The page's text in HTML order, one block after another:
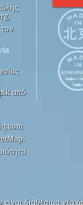
από
διαθέσιμα νέα